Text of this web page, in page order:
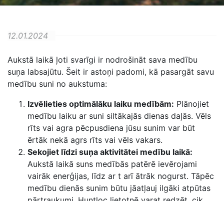
12.01.2024
Aukstā laikā ļoti svarīgi ir nodrošināt sava medību
suņa labsajūtu. Šeit ir astoņi padomi, kā pasargāt savu
medību suni no aukstuma:
Izvēlieties optimālāku laiku medībām: Plānojiet
medību laiku ar suni siltākajās dienas daļās. Vēls
rīts vai agra pēcpusdiena jūsu sunim var būt
ērtāk nekā agrs rīts vai vēls vakars.
Sekojiet līdzi suņa aktivitātei medību laikā:
Aukstā laikā suns medībās patērē ievērojami
vairāk enerģijas, līdz ar t arī ātrāk nogurst. Tāpēc
medību dienās sunim būtu jāatļauj ilgāki atpūtas